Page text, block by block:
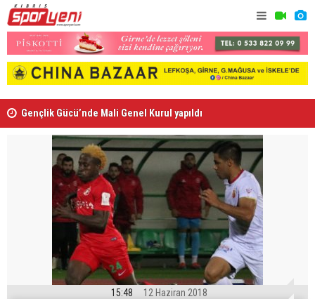
Gençlik Gücü’nde Mali Genel Kurul yapıldı
15:48 12 Haziran 2018